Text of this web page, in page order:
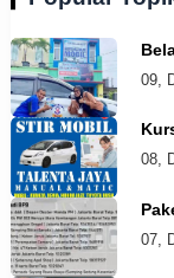
09,
08,
07,